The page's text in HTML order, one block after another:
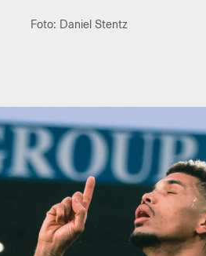
Foto: Daniel Stentz